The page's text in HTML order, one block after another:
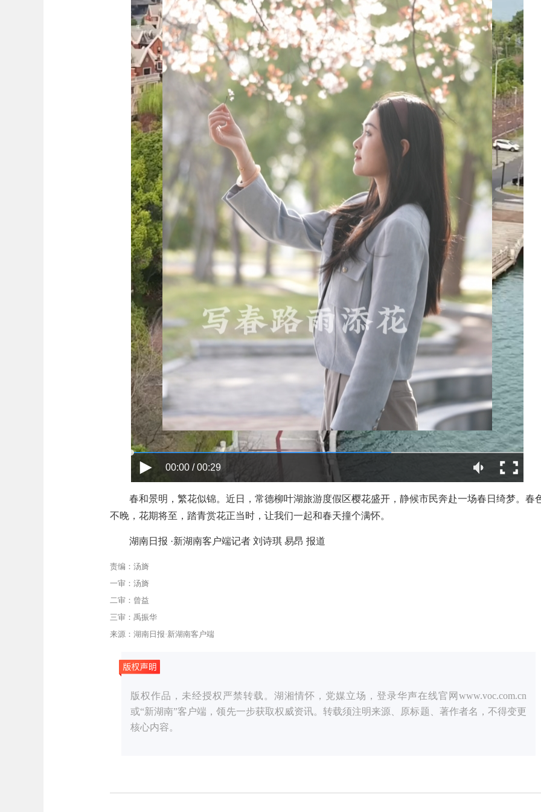
00:00 / 00:29
春和景明，繁花似锦。近日，常德柳叶湖旅游度假区樱花盛开，静候市民奔赴一场春日绮梦。春
不晚，花期将至，踏青赏花正当时，让我们一起和春天撞个满怀。
湖南日报 ·新湖南客户端记者 刘诗琪 易昂 报道
责编：汤旖
一审：汤旖
二审：曾益
三审：禹振华
来源：湖南日报·新湖南客户端
版权作品，未经授权严禁转载。湖湘情怀，党媒立场，登录华声在线官网www.voc.com.cn
或“新湖南”客户端，领先一步获取权威资讯。转载须注明来源、原标题、著作者名，不得变更
核心内容。